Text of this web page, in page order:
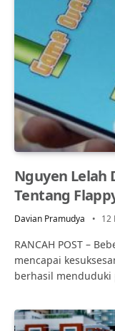
Nguyen Lelah
Tentang
Davian Pramudya 12
RANCAH POST –
mencapai
berhasil